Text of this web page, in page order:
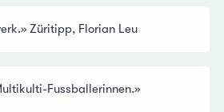
Züritipp, Florian Leu
Fussballerinnen.»